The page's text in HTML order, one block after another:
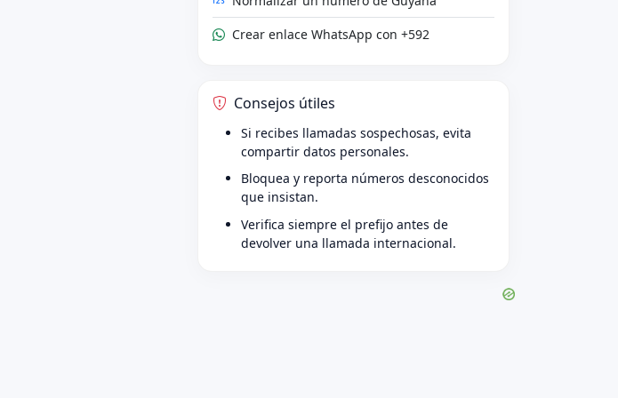
Crear enlace WhatsApp con +592
Consejos útiles
Si recibes llamadas sospechosas, evita
compartir datos personales.
Bloquea y reporta números desconocidos
que insistan.
Verifica siempre el prefijo antes de
devolver una llamada internacional.